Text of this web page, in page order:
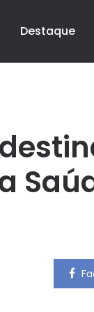
Destaque